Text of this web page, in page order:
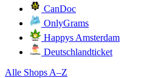
CanDoc
OnlyGrams
Happys Amsterdam
Deutschlandticket
Alle Shops A–Z